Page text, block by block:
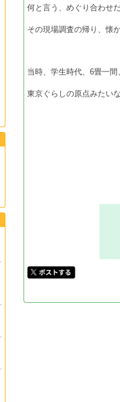
何と言う、めぐり合わせ
その現場調査の帰り、懐
当時、学生時代、6畳一間
東京ぐらしの原点みたい